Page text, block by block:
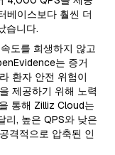
베이스보다 훨씬 더
습니다.
도를 희생하지 않고
는 증거
환자 안전 위험이
제공하기 위해 노력
통해 Zilliz Cloud는
리, 높은 QPS와 낮은
격적으로 압축된 인